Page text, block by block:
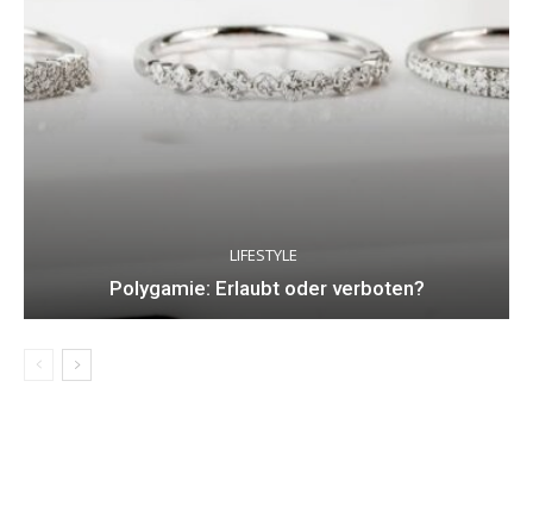
LIFESTYLE
Polygamie: Erlaubt oder verboten?